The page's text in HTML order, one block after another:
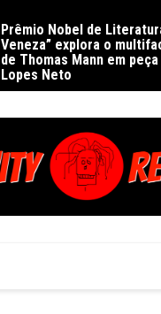
Prêmio Nobel de
Veneza” explora o
de Thomas Mann em
Lopes Neto